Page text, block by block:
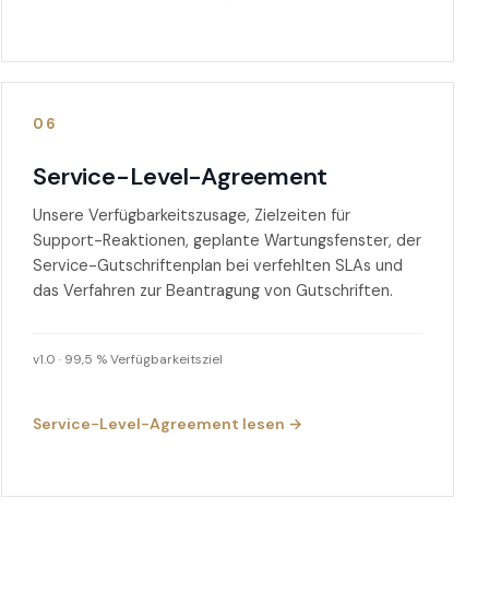
06
Service-Level-Agreement
Unsere Verfügbarkeitszusage, Zielzeiten für
Support-Reaktionen, geplante Wartungsfenster, der
Service-Gutschriftenplan bei verfehlten SLAs und
das Verfahren zur Beantragung von Gutschriften.
v1.0 · 99,5 % Verfügbarkeitsziel
Service-Level-Agreement lesen →